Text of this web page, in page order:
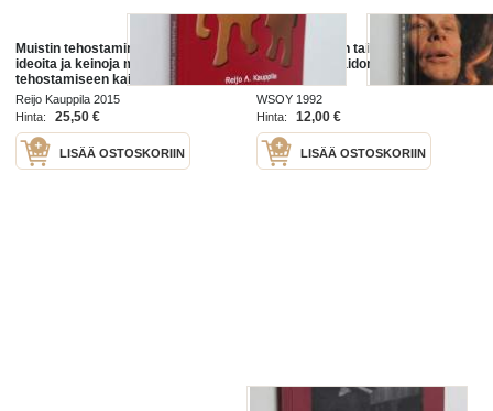
Muistin tehostaminen : ohjeita,
ideoita ja keinoja muistin
tehostamiseen kaikenikäisille
(signeerattu)
Reijo Kauppila 2015
Hinta:
25,50 €
LISÄÄ OSTOSKORIIN
Reijo Salmisen taikuutta : taikurin-
ja esiintymistaidon oppikirja
WSOY 1992
Hinta:
12,00 €
LISÄÄ OSTOSKORIIN